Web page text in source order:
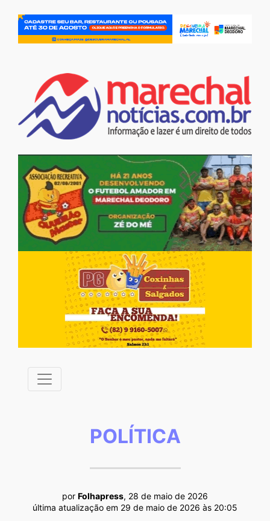
POLÍTICA
por Folhapress, 28 de maio de 2026
última atualização em 29 de maio de 2026 às 20:05